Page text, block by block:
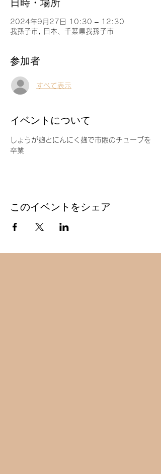
2024年9月27日 10:30 – 12:30
我孫子市, 日本、千葉県我孫子市
参加者
すべて表示
イベントについて
しょうが麹とにんにく麹で市販のチューブを
卒業
このイベントをシェア